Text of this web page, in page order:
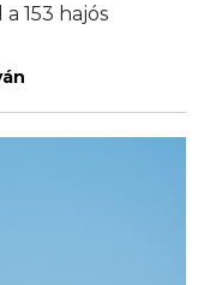
153 hajós